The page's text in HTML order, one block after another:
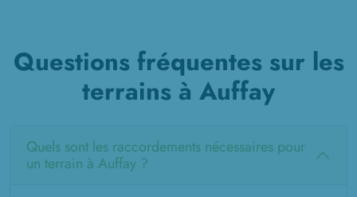
Questions fréquentes sur les
terrains à Auffay
Quels sont les raccordements nécessaires pour
un terrain à Auffay ?